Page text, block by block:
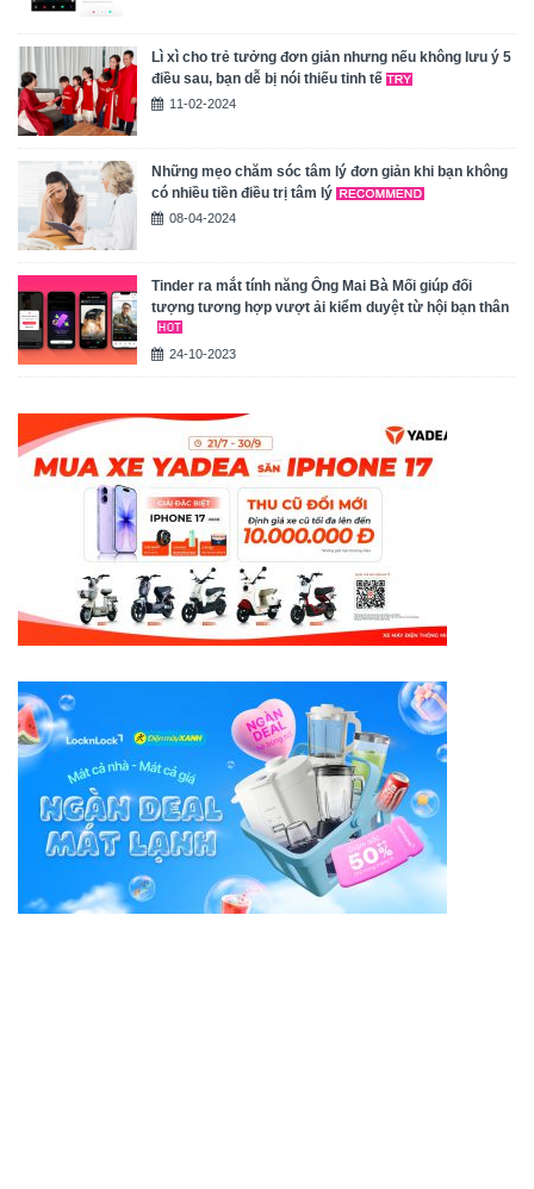
Lì xì cho trẻ tưởng đơn giản nhưng nếu không lưu ý 5
điều sau, bạn dễ bị nói thiếu tinh tế
11-02-2024
Những mẹo chăm sóc tâm lý đơn giản khi bạn không
có nhiều tiền điều trị tâm lý
08-04-2024
Tinder ra mắt tính năng Ông Mai Bà Mối giúp đối
tượng tương hợp vượt ải kiểm duyệt từ hội bạn thân
24-10-2023